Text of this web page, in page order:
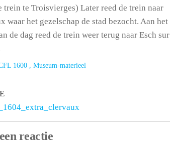
trein te Troisvierges) Later reed de trein naar
waar het gezelschap de stad bezocht. Aan het
de dag reed de trein weer terug naar Esch sur
1600 , Museum-materieel
reactie